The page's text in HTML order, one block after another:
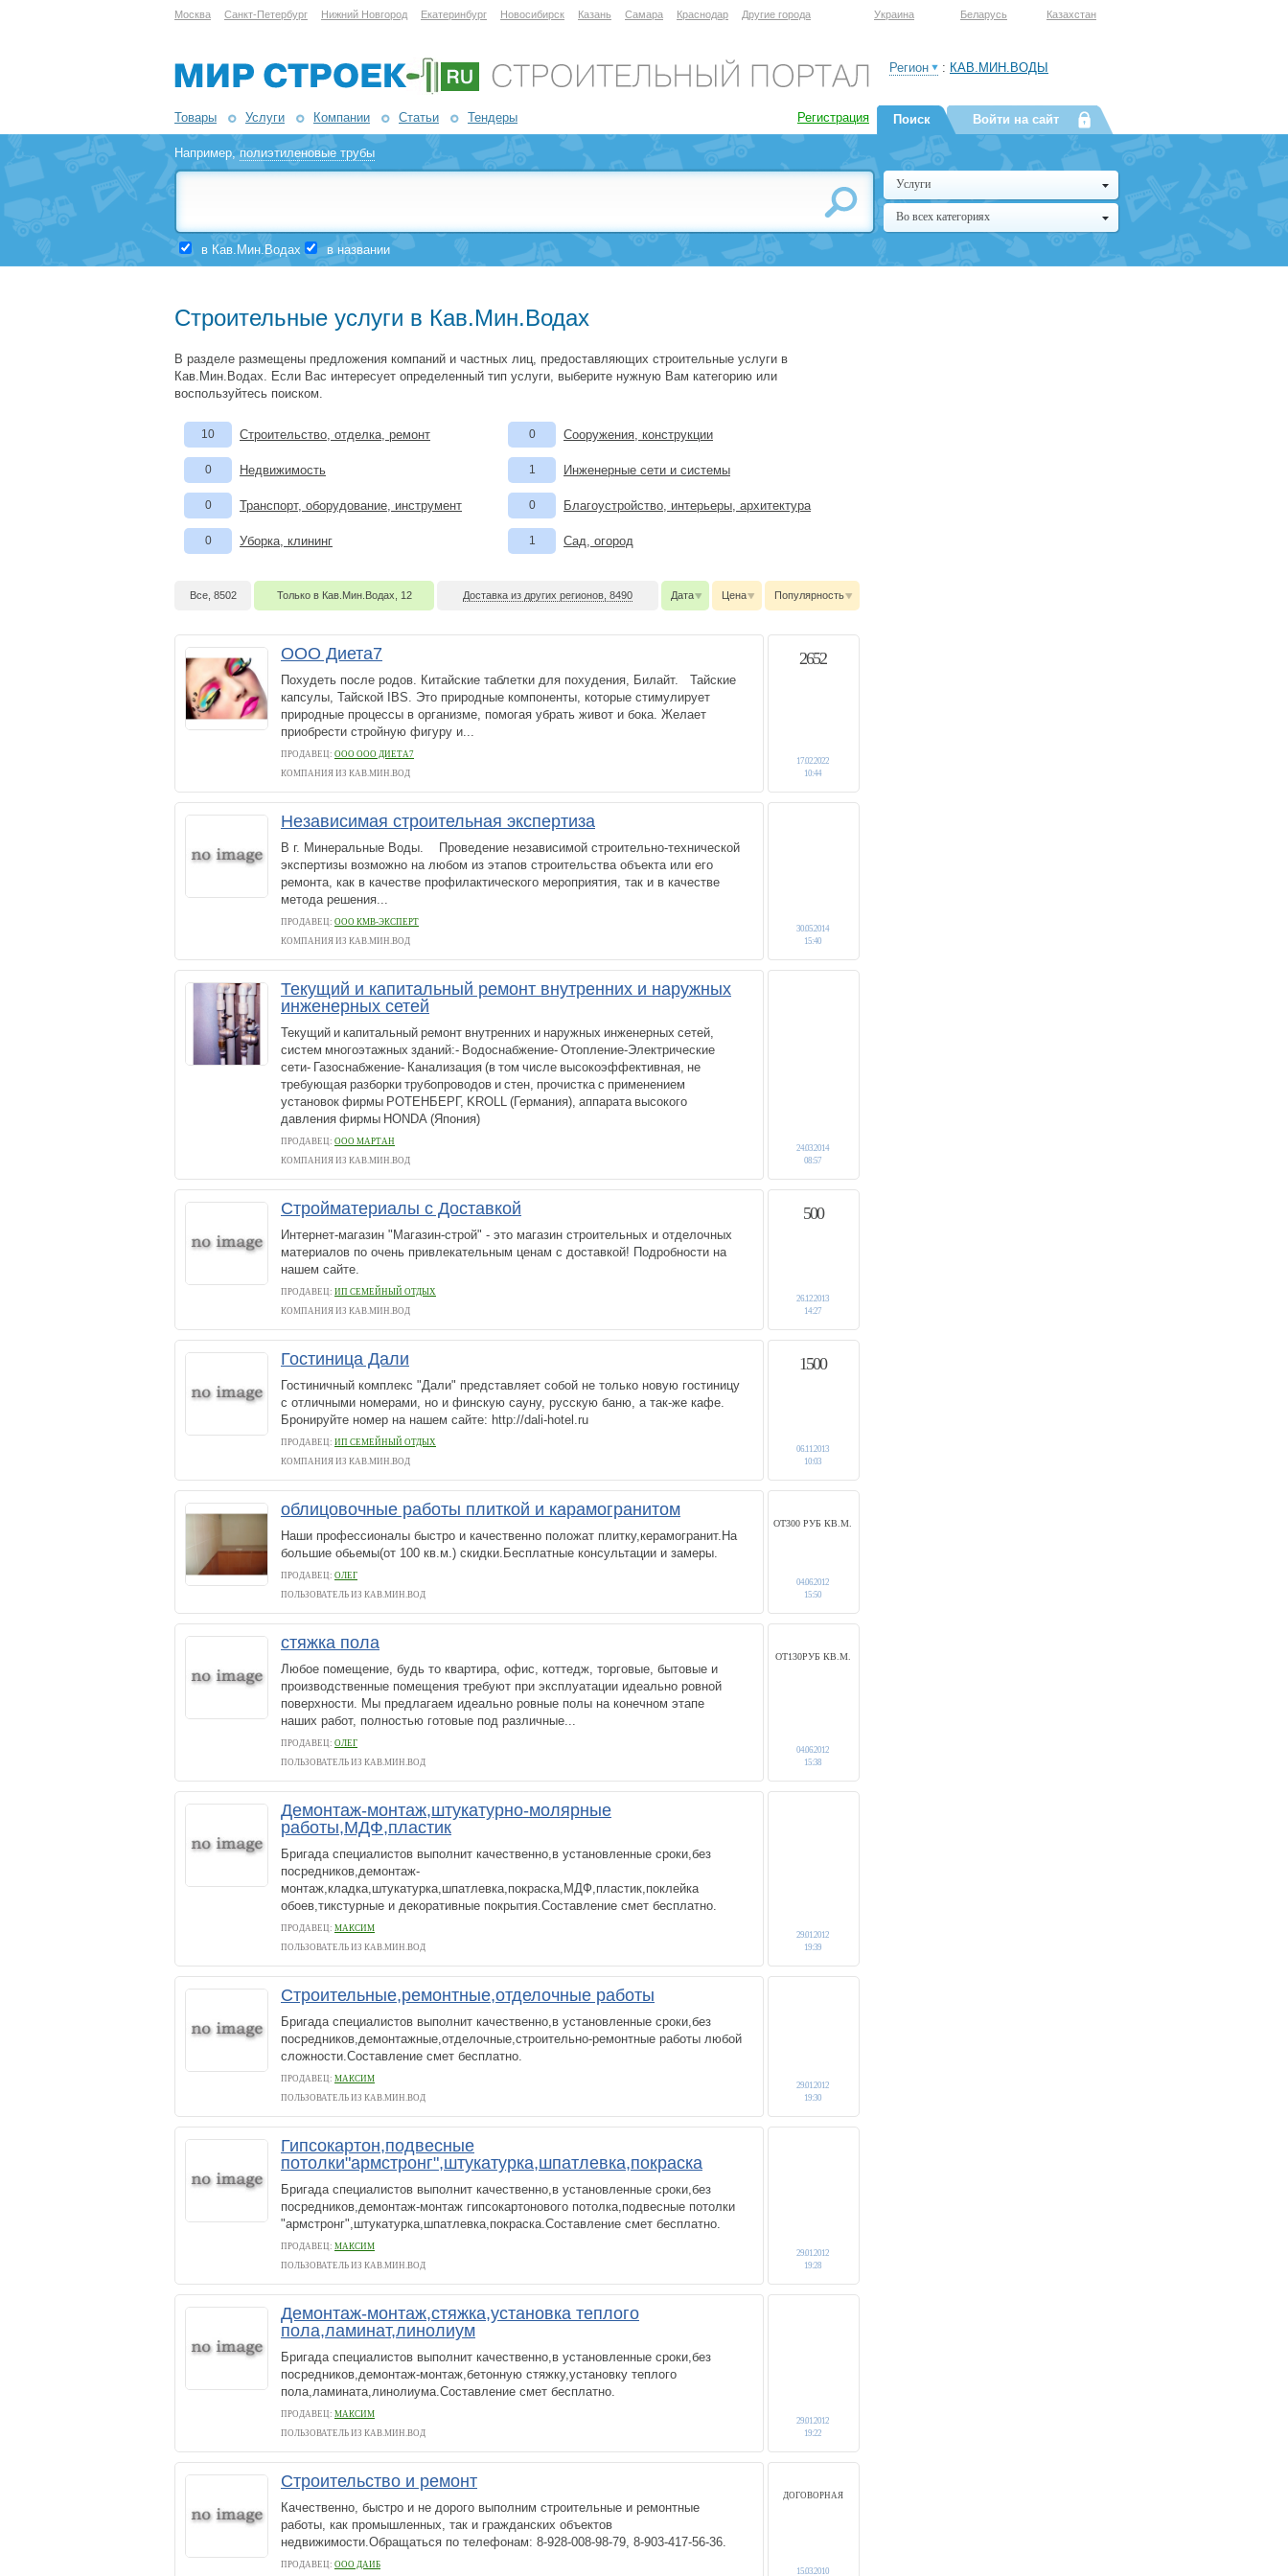
Москва Санкт-Петербург Нижний Новгород Екатеринбург Новосибирск Казань Самара Краснодар Другие города Украина Беларусь Казахстан
Товары Услуги Компании Статьи Тендеры Регистрация
Регион : КАВ.МИН.ВОДЫ
Например,полиэтиленовые трубы
в Кав.Мин.Водах в названии
Поиск Войти на сайт
Услуги
Во всех категориях
Строительные услуги в Кав.Мин.Водах
В разделе размещены предложения компаний и частных лиц, предоставляющих строительные услуги в
Кав.Мин.Водах. Если Вас интересует определенный тип услуги, выберите нужную Вам категорию или
воспользуйтесь поиском.
10 Строительство, отделка, ремонт
0 Недвижимость
0 Транспорт, оборудование, инструмент
0 Уборка, клининг
0 Сооружения, конструкции
1 Инженерные сети и системы
0 Благоустройство, интерьеры, архитектура
1 Сад, огород
Все, 8502 Только в Кав.Мин.Водах, 12 Доставка из других регионов, 8490 Дата Цена Популярность
OOO Диета7
Похудеть после родов. Китайские таблетки для похудения, Билайт. Тайские
капсулы, Тайской IBS. Это природные компоненты, которые стимулирует
природные процессы в организме, помогая убрать живот и бока. Желает
приобрести стройную фигуру и...
ПРОДАВЕЦ: ООО OOO ДИЕТА7
КОМПАНИЯ ИЗ КАВ.МИН.ВОД
2652
17.02.2022
10:44
Независимая строительная экспертиза
В г. Минеральные Воды. Проведение независимой строительно-технической
экспертизы возможно на любом из этапов строительства объекта или его
ремонта, как в качестве профилактического мероприятия, так и в качестве
метода решения...
ПРОДАВЕЦ: ООО КМВ-ЭКСПЕРТ
КОМПАНИЯ ИЗ КАВ.МИН.ВОД
30.05.2014
15:40
Текущий и капитальный ремонт внутренних и наружных
инженерных сетей
Текущий и капитальный ремонт внутренних и наружных инженерных сетей,
систем многоэтажных зданий:- Водоснабжение- Отопление-Электрические
сети- Газоснабжение- Канализация (в том числе высокоэффективная, не
требующая разборки трубопроводов и стен, прочистка с применением
установок фирмы РОТЕНБЕРГ, KROLL (Германия), аппарата высокого
давления фирмы HONDA (Япония)
ПРОДАВЕЦ: ООО МАРТАН
КОМПАНИЯ ИЗ КАВ.МИН.ВОД
24.03.2014
08:57
Стройматериалы с Доставкой
Интернет-магазин "Магазин-строй" - это магазин строительных и отделочных
материалов по очень привлекательным ценам с доставкой! Подробности на
нашем сайте.
ПРОДАВЕЦ: ИП СЕМЕЙНЫЙ ОТДЫХ
КОМПАНИЯ ИЗ КАВ.МИН.ВОД
500
26.12.2013
14:27
Гостиница Дали
Гостиничный комплекс "Дали" представляет собой не только новую гостиницу
с отличными номерами, но и финскую сауну, русскую баню, а так-же кафе.
Бронируйте номер на нашем сайте: http://dali-hotel.ru
ПРОДАВЕЦ: ИП СЕМЕЙНЫЙ ОТДЫХ
КОМПАНИЯ ИЗ КАВ.МИН.ВОД
1500
06.11.2013
10:03
облицовочные работы плиткой и карамогранитом
Наши профессионалы быстро и качественно положат плитку,керамогранит.На
большие обьемы(от 100 кв.м.) скидки.Бесплатные консультации и замеры.
ПРОДАВЕЦ: ОЛЕГ
ПОЛЬЗОВАТЕЛЬ ИЗ КАВ.МИН.ВОД
ОТ300 РУБ КВ.М.
04.06.2012
15:50
стяжка пола
Любое помещение, будь то квартира, офис, коттедж, торговые, бытовые и
производственные помещения требуют при эксплуатации идеально ровной
поверхности. Мы предлагаем идеально ровные полы на конечном этапе
наших работ, полностью готовые под различные...
ПРОДАВЕЦ: ОЛЕГ
ПОЛЬЗОВАТЕЛЬ ИЗ КАВ.МИН.ВОД
ОТ130РУБ КВ.М.
04.06.2012
15:38
Демонтаж-монтаж,штукатурно-молярные
работы,МДФ,пластик
Бригада специалистов выполнит качественно,в установленные сроки,без
посредников,демонтаж-
монтаж,кладка,штукатурка,шпатлевка,покраска,МДФ,пластик,поклейка
обоев,тикстурные и декоративные покрытия.Составление смет бесплатно.
ПРОДАВЕЦ: МАКСИМ
ПОЛЬЗОВАТЕЛЬ ИЗ КАВ.МИН.ВОД
29.01.2012
19:39
Строительные,ремонтные,отделочные работы
Бригада специалистов выполнит качественно,в установленные сроки,без
посредников,демонтажные,отделочные,строительно-ремонтные работы любой
сложности.Составление смет бесплатно.
ПРОДАВЕЦ: МАКСИМ
ПОЛЬЗОВАТЕЛЬ ИЗ КАВ.МИН.ВОД
29.01.2012
19:30
Гипсокартон,подвесные
потолки"армстронг",штукатурка,шпатлевка,покраска
Бригада специалистов выполнит качественно,в установленные сроки,без
посредников,демонтаж-монтаж гипсокартонового потолка,подвесные потолки
"армстронг",штукатурка,шпатлевка,покраска.Составление смет бесплатно.
ПРОДАВЕЦ: МАКСИМ
ПОЛЬЗОВАТЕЛЬ ИЗ КАВ.МИН.ВОД
29.01.2012
19:28
Демонтаж-монтаж,стяжка,установка теплого
пола,ламинат,линолиум
Бригада специалистов выполнит качественно,в установленные сроки,без
посредников,демонтаж-монтаж,бетонную стяжку,установку теплого
пола,ламината,линолиума.Составление смет бесплатно.
ПРОДАВЕЦ: МАКСИМ
ПОЛЬЗОВАТЕЛЬ ИЗ КАВ.МИН.ВОД
29.01.2012
19:22
Строительство и ремонт
Качественно, быстро и не дорого выполним строительные и ремонтные
работы, как промышленных, так и гражданских объектов
недвижимости.Обращаться по телефонам: 8-928-008-98-79, 8-903-417-56-36.
ПРОДАВЕЦ: ООО ДАИБ
ДОГОВОРНАЯ
15.03.2010